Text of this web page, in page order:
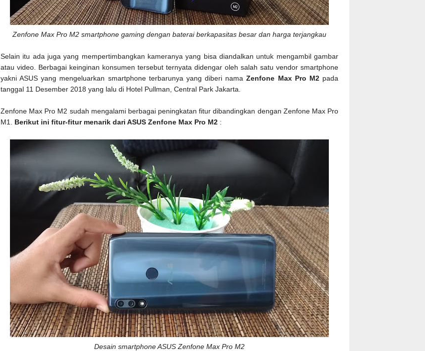
Zenfone Max Pro M2 smartphone gaming dengan baterai berkapasitas besar dan harga terjangkau
Selain itu ada juga yang mempertimbangkan kameranya yang bisa diandalkan untuk mengambil gambar
atau video. Berbagai keinginan konsumen tersebut ternyata didengar oleh salah satu vendor smartphone
yakni ASUS yang mengeluarkan smartphone terbarunya yang diberi namaZenfone Max Pro M2pada
tanggal 11 Desember 2018 yang lalu di Hotel Pullman, Central Park Jakarta.
Zenfone Max Pro M2 sudah mengalami berbagai peningkatan fitur dibandingkan dengan Zenfone Max Pro
M1. Berikut ini fitur-fitur menarik dari ASUS Zenfone Max Pro M2 :
Desain smartphone ASUS Zenfone Max Pro M2